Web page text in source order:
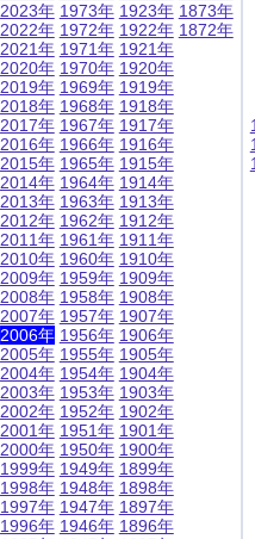
2023年
2022年
2021年
2020年
2019年
2018年
2017年
2016年
2015年
2014年
2013年
2012年
2011年
2010年
2009年
2008年
2007年
2006年
2005年
2004年
2003年
2002年
2001年
2000年
1999年
1998年
1997年
1996年
1973年
1972年
1971年
1970年
1969年
1968年
1967年
1966年
1965年
1964年
1963年
1962年
1961年
1960年
1959年
1958年
1957年
1956年
1955年
1954年
1953年
1952年
1951年
1950年
1949年
1948年
1947年
1946年
1923年
1922年
1921年
1920年
1919年
1918年
1917年
1916年
1915年
1914年
1913年
1912年
1911年
1910年
1909年
1908年
1907年
1906年
1905年
1904年
1903年
1902年
1901年
1900年
1899年
1898年
1897年
1896年
1873年
1872年